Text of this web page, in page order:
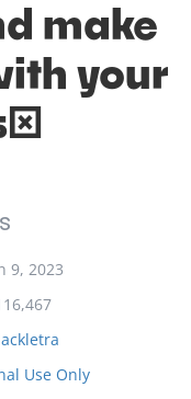
make
your
9, 2023
Use Only